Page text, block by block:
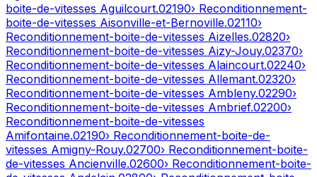
boite-de-vitesses Aguilcourt.02190› Reconditionnement-
boite-de-vitesses Aisonville-et-Bernoville.02110›
Reconditionnement-boite-de-vitesses Aizelles.02820›
Reconditionnement-boite-de-vitesses Aizy-Jouy.02370›
Reconditionnement-boite-de-vitesses Alaincourt.02240›
Reconditionnement-boite-de-vitesses Allemant.02320›
Reconditionnement-boite-de-vitesses Ambleny.02290›
Reconditionnement-boite-de-vitesses Ambrief.02200›
Reconditionnement-boite-de-vitesses
Amifontaine.02190› Reconditionnement-boite-de-
vitesses Amigny-Rouy.02700› Reconditionnement-boite-
de-vitesses Ancienville.02600› Reconditionnement-boite-